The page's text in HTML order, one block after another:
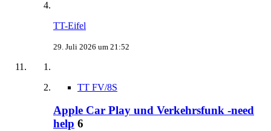
TT-Eifel
29. Juli 2026 um 21:52
TT FV/8S
Apple Car Play und Verkehrsfunk -need
help 6